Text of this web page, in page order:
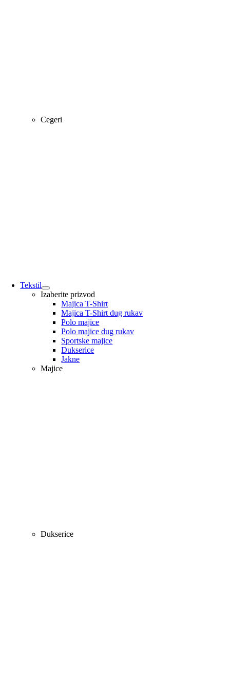
Cegeri
Tekstil
Izaberite prizvod
Majica T-Shirt
Majica T-Shirt dug rukav
Polo majice
Polo majice dug rukav
Sportske majice
Dukserice
Jakne
Majice
Dukserice